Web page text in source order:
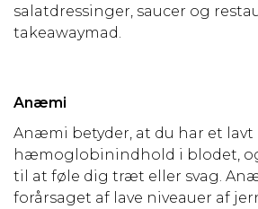
salatdressinger, saucer og
takeawaymad.
Anæmi
Anæmi betyder, at du har et lavt
hæmoglobinindhold i blodet,
til at føle dig træt eller svag.
forårsaget af lave niveauer af